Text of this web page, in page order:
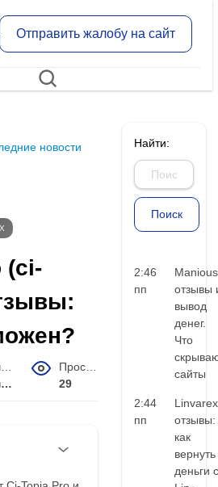
Отправить жалобу на сайт
новости
(ci-
11 мин.
29
Найти:
2:46
пп
Manious
отзывы
вывод
денег.
Что
сайты
2:44
пп
Linvarex
отзывы:
как
вернуть
деньги с